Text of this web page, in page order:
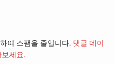
여 스팸을 줄입니다. 댓글 데이
세요.